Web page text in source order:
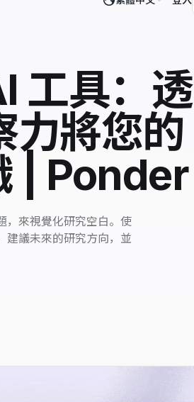
工具：透
力將您的
| Ponder
，來視覺化研究空白。使
建議未來的研究方向，並